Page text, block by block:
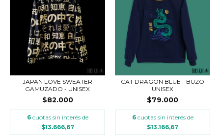
JAPAN LOVE SWEATER
GAMUZADO - UNISEX
$82.000
6 cuotas sin interés de
$13.666,67
CAT DRAGON BLUE - BUZO
UNISEX
$79.000
6 cuotas sin interés de
$13.166,67